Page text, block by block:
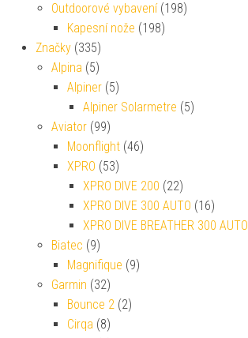
Outdoorové vybavení (198)
Kapesní nože (198)
Značky (335)
Alpina (5)
Alpiner (5)
Alpiner Solarmetre (5)
Aviator (99)
Moonflight (46)
XPRO (53)
XPRO DIVE 200 (22)
XPRO DIVE 300 AUTO (16)
XPRO DIVE BREATHER 300 AUTO
Biatec (9)
Magnifique (9)
Garmin (32)
Bounce 2 (2)
Cirqa (8)